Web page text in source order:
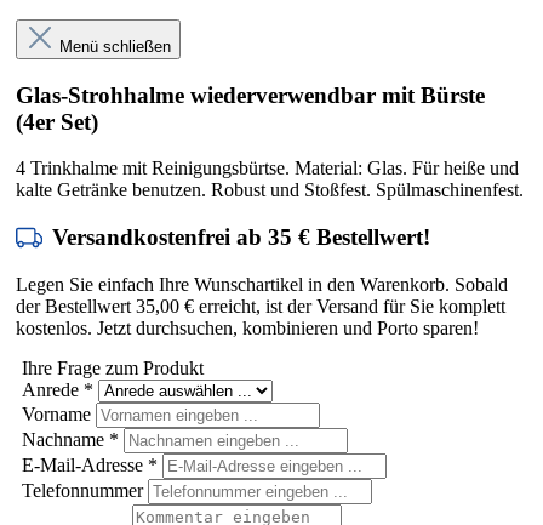
Menü schließen
Glas-Strohhalme wiederverwendbar mit Bürste
(4er Set)
4 Trinkhalme mit Reinigungsbürtse. Material: Glas. Für heiße und
kalte Getränke benutzen. Robust und Stoßfest. Spülmaschinenfest.
Versandkostenfrei ab 35 € Bestellwert!
Legen Sie einfach Ihre Wunschartikel in den Warenkorb. Sobald
der Bestellwert 35,00 € erreicht, ist der Versand für Sie komplett
kostenlos. Jetzt durchsuchen, kombinieren und Porto sparen!
Ihre Frage zum Produkt
Anrede *
Vorname
Nachname *
E-Mail-Adresse *
Telefonnummer